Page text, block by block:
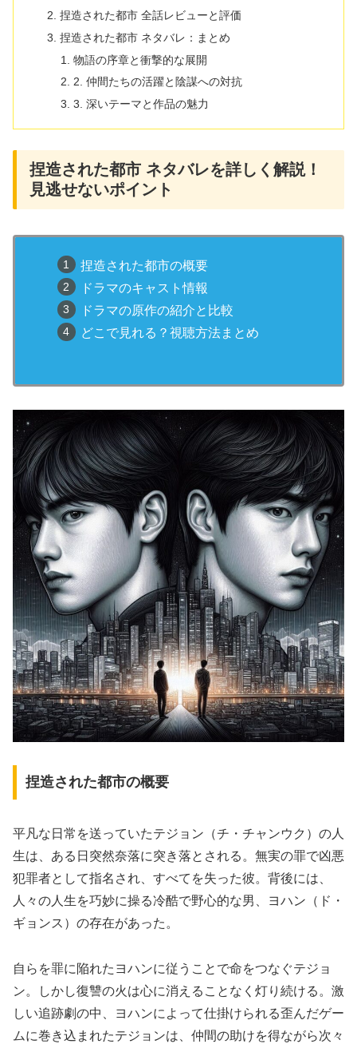
捏造された都市 全話レビューと評価
捏造された都市 ネタバレ：まとめ
物語の序章と衝撃的な展開
2. 仲間たちの活躍と陰謀への対抗
3. 深いテーマと作品の魅力
捏造された都市 ネタバレを詳しく解説！
見逃せないポイント
捏造された都市の概要
ドラマのキャスト情報
ドラマの原作の紹介と比較
どこで見れる？視聴方法まとめ
捏造された都市の概要
平凡な日常を送っていたテジョン（チ・チャンウク）の人
生は、ある日突然奈落に突き落とされる。無実の罪で凶悪
犯罪者として指名され、すべてを失った彼。背後には、
人々の人生を巧妙に操る冷酷で野心的な男、ヨハン（ド・
ギョンス）の存在があった。
自らを罪に陥れたヨハンに従うことで命をつなぐテジョ
ン。しかし復讐の火は心に消えることなく灯り続ける。激
しい追跡劇の中、ヨハンによって仕掛けられる歪んだゲー
ムに巻き込まれたテジョンは、仲間の助けを得ながら次々